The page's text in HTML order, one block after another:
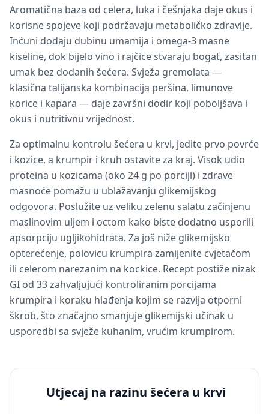
Aromatična baza od celera, luka i češnjaka daje okus i
korisne spojeve koji podržavaju metaboličko zdravlje.
Inćuni dodaju dubinu umamija i omega-3 masne
kiseline, dok bijelo vino i rajčice stvaraju bogat, zasitan
umak bez dodanih šećera. Svježa gremolata —
klasična talijanska kombinacija peršina, limunove
korice i kapara — daje završni dodir koji poboljšava i
okus i nutritivnu vrijednost.
Za optimalnu kontrolu šećera u krvi, jedite prvo povrće
i kozice, a krumpir i kruh ostavite za kraj. Visok udio
proteina u kozicama (oko 24 g po porciji) i zdrave
masnoće pomažu u ublažavanju glikemijskog
odgovora. Poslužite uz veliku zelenu salatu začinjenu
maslinovim uljem i octom kako biste dodatno usporili
apsorpciju ugljikohidrata. Za još niže glikemijsko
opterećenje, polovicu krumpira zamijenite cvjetačom
ili celerom narezanim na kockice. Recept postiže nizak
GI od 33 zahvaljujući kontroliranim porcijama
krumpira i koraku hlađenja kojim se razvija otporni
škrob, što značajno smanjuje glikemijski učinak u
usporedbi sa svježe kuhanim, vrućim krumpirom.
Utjecaj na razinu šećera u krvi